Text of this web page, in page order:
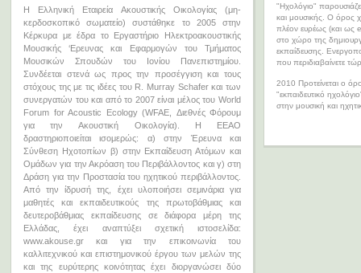
Η Ελληνική Εταιρεία Ακουστικής Οικολογίας (μη-
κερδοσκοπικό σωματείο) συστάθηκε το 2005 στην
Κέρκυρα με έδρα το Εργαστήριο Ηλεκτροακουστικής
Μουσικής ‘Ερευνας και Εφαρμογών του Τμήματος
Μουσικών Σπουδών του Ιονίου Πανεπιστημίου.
Συνδέεται στενά ως προς την προσέγγιση και τους
στόχους της με τις ιδέες του R. Murray Schafer και των
συνεργατών του και από το 2007 είναι μέλος του World
Forum for Acoustic Ecology (WFAE, Διεθνές Φόρουμ
για την Ακουστική Οικολογία). Η ΕΕΑΟ
δραστηριοποιείται ισομερώς: α) στην Έρευνα και
Σύνθεση Ηχοτοπίων β) στην Εκπαίδευση Ατόμων και
Ομάδων για την Ακρόαση του Περιβάλλοντος και γ) στη
Δράση για την Προστασία του ηχητικού περιβάλλοντος.
Από την ίδρυσή της, έχει υλοποιήσει σεμινάρια για
μαθητές και εκπαιδευτικούς της πρωτοβάθμιας και
δευτεροβάθμιας εκπαίδευσης σε διάφορα μέρη της
Ελλάδας, έχει αναπτύξει σχετική ιστοσελίδα:
www.akouse.gr και για την επικοινωνία του
καλλιτεχνικού και επιστημονικού έργου των μελών της
και της ευρύτερης κοινότητας έχει διοργανώσει δύο
"Ηχολόγιο"
και μουσικής. Ο όρος
πλέον ευρέως (και ως
στο χώρο της
εκπαίδευσης.
που περιδιαβαίνετε
2010 Προτείνεται ο
"εκπαιδευτικό
στην μουσική και